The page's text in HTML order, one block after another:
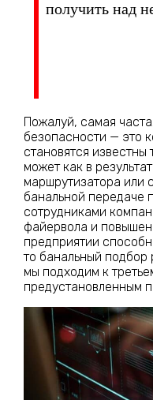
получить над
Пожалуй, самая
безопасности — это
становятся известны
может как в
маршрутизатора или
банальной передаче
сотрудниками
файервола и
предприятии
то банальный
мы подходим к
предустановленным